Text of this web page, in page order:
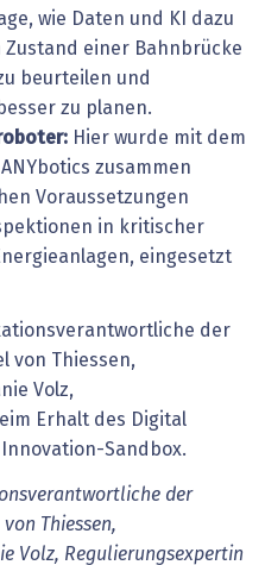
wie Daten und KI dazu
einer Bahnbrücke
beurteilen und
zu planen.
Hier wurde mit dem
zusammen
Voraussetzungen
in kritischer
eingesetzt
der
Thiessen,
Volz, Regulierungsexpertin